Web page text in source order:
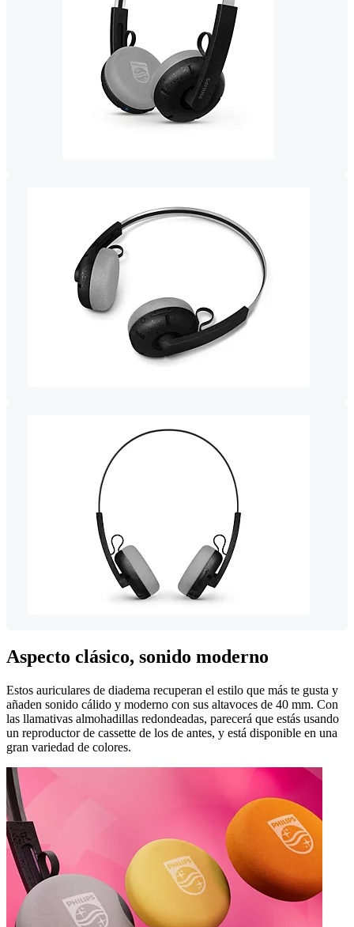
Aspecto clásico, sonido moderno
Estos auriculares de diadema recuperan el estilo que más te gusta y
añaden sonido cálido y moderno con sus altavoces de 40 mm. Con
las llamativas almohadillas redondeadas, parecerá que estás usando
un reproductor de cassette de los de antes, y está disponible en una
gran variedad de colores.